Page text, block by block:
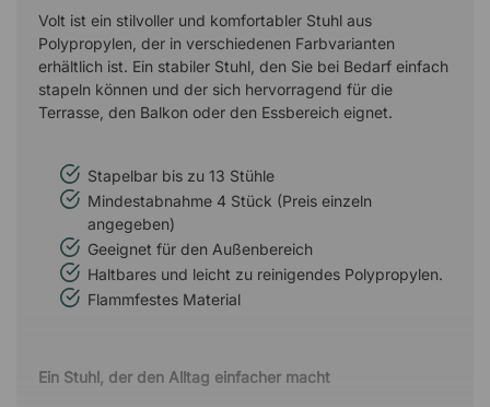
Volt ist ein stilvoller und komfortabler Stuhl aus
Polypropylen, der in verschiedenen Farbvarianten
erhältlich ist. Ein stabiler Stuhl, den Sie bei Bedarf einfach
stapeln können und der sich hervorragend für die
Terrasse, den Balkon oder den Essbereich eignet.
Stapelbar bis zu 13 Stühle
Mindestabnahme 4 Stück (Preis einzeln
angegeben)
Geeignet für den Außenbereich
Haltbares und leicht zu reinigendes Polypropylen.
Flammfestes Material
Ein Stuhl, der den Alltag einfacher macht